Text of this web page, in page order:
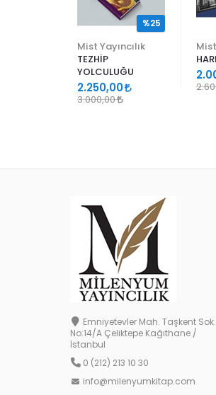
Mist Yayıncılık
TEZHİP
YOLCULUĞU
2.250,00
3.000,00
%25
Mist
Emniyetevler Mah. Taşkent Sok.
No:14/A Çeliktepe Kağıthane /
İstanbul
0 (212) 213 10 30
info@milenyumkitap.com